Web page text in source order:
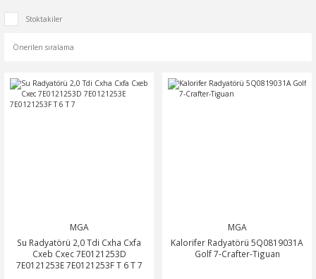
Stoktakiler
MGA
Su Radyatörü 2,0 Tdi Cxha Cxfa
Cxeb Cxec 7E0121253D
7E0121253E 7E0121253F T 6 T 7
MGA
Kalorifer Radyatörü 5Q0819031A
Golf 7-Crafter-Tiguan